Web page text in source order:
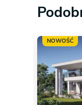
NOWOŚĆ